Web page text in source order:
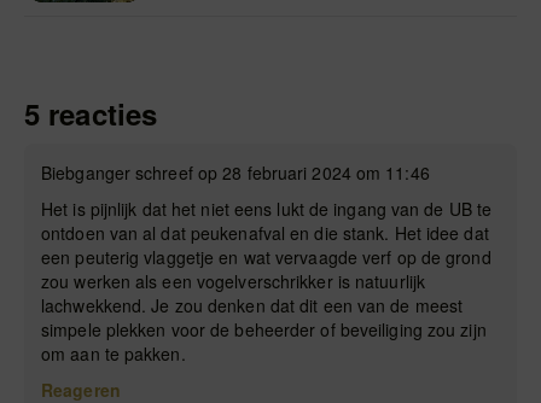
5 reacties
Biebganger schreef op 28 februari 2024 om 11:46
Het is pijnlijk dat het niet eens lukt de ingang van de UB te
ontdoen van al dat peukenafval en die stank. Het idee dat
een peuterig vlaggetje en wat vervaagde verf op de grond
zou werken als een vogelverschrikker is natuurlijk
lachwekkend. Je zou denken dat dit een van de meest
simpele plekken voor de beheerder of beveiliging zou zijn
om aan te pakken.
Reageren